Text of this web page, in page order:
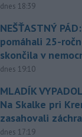
dnes 18:39
NEŠŤASTNÝ
pomáhali 25-
skončila v
dnes 19:10
MLADÍK
Na Skalke pri
zasahovali
dnes 17:19